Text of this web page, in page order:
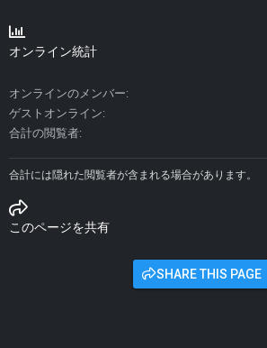
オンライン統計
オンラインのメンバー
ゲストオンライン
合計の閲覧者
合計には隠れた閲覧者が含まれる場合があります。
このページを共有
SHARE THIS PAGE